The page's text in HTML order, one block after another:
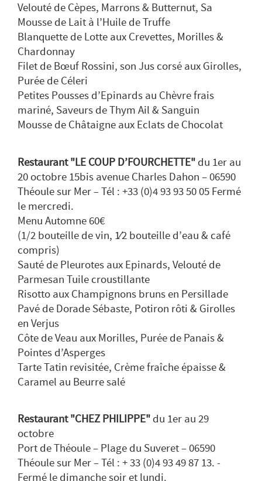
Velouté de Cèpes, Marrons & Butternut, Sa
Mousse de Lait à l’Huile de Truffe
Blanquette de Lotte aux Crevettes, Morilles &
Chardonnay
Filet de Bœuf Rossini, son Jus corsé aux Girolles,
Purée de Céleri
Petites Pousses d’Epinards au Chèvre frais
mariné, Saveurs de Thym Ail & Sanguin
Mousse de Châtaigne aux Eclats de Chocolat
Restaurant "LE COUP D’FOURCHETTE" du 1er au
20 octobre 15bis avenue Charles Dahon – 06590
Théoule sur Mer – Tél : +33 (0)4 93 93 50 05 Fermé
le mercredi.
Menu Automne 60€
(1/2 bouteille de vin, 1⁄2 bouteille d’eau & café
compris)
Sauté de Pleurotes aux Epinards, Velouté de
Parmesan Tuile croustillante
Risotto aux Champignons bruns en Persillade
Pavé de Dorade Sébaste, Potiron rôti & Girolles
en Verjus
Côte de Veau aux Morilles, Purée de Panais &
Pointes d’Asperges
Tarte Tatin revisitée, Crème fraîche épaisse &
Caramel au Beurre salé
Restaurant "CHEZ PHILIPPE" du 1er au 29
octobre
Port de Théoule – Plage du Suveret – 06590
Théoule sur Mer – Tél : + 33 (0)4 93 49 87 13. -
Fermé le dimanche soir et lundi.